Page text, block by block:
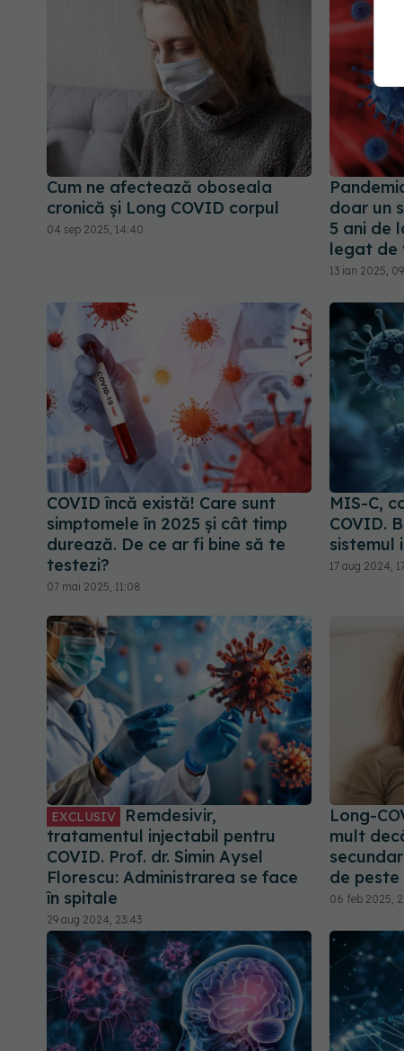
Cum ne afectează oboseala
cronică și Long COVID corpul
04 sep 2025, 14:40
doar un
5 ani de
legat de
13 ian 2025,
COVID încă există! Care sunt
simptomele în 2025 și cât timp
durează. De ce ar fi bine să te
testezi?
07 mai 2025, 11:08
MIS-C,
COVID.
sistemul
17 aug 2024,
EXCLUSIV
Remdesivir,
tratamentul injectabil pentru
COVID. Prof. dr. Simin Aysel
Florescu: Administrarea se face
în spitale
29 aug 2024, 23:43
Long-
mult
de peste
06 feb 2025,